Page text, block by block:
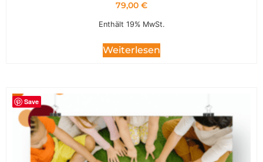
79,00 €
Enthält 19% MwSt.
Weiterlesen
Save